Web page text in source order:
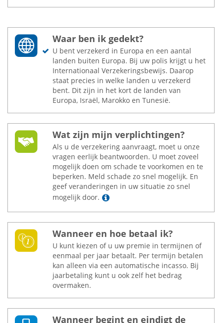
Waar ben ik gedekt?
U bent verzekerd in Europa en een aantal
landen buiten Europa. Bij uw polis krijgt u het
Internationaal Verzekeringsbewijs. Daarop
staat precies in welke landen u verzekerd
bent. Dit zijn in het kort de landen van
Europa, Israël, Marokko en Tunesië.
Wat zijn mijn verplichtingen?
Als u de verzekering aanvraagt, moet u onze
vragen eerlijk beantwoorden. U moet zoveel
mogelijk doen om schade te voorkomen en te
beperken. Meld schade zo snel mogelijk. En
geef veranderingen in uw situatie zo snel
mogelijk door.
Lees meer
Wanneer en hoe betaal ik?
U kunt kiezen of u uw premie in termijnen of
eenmaal per jaar betaalt. Per termijn betalen
kan alleen via een automatische incasso. Bij
jaarbetaling kunt u ook zelf het bedrag
overmaken.
Wanneer begint en eindigt de